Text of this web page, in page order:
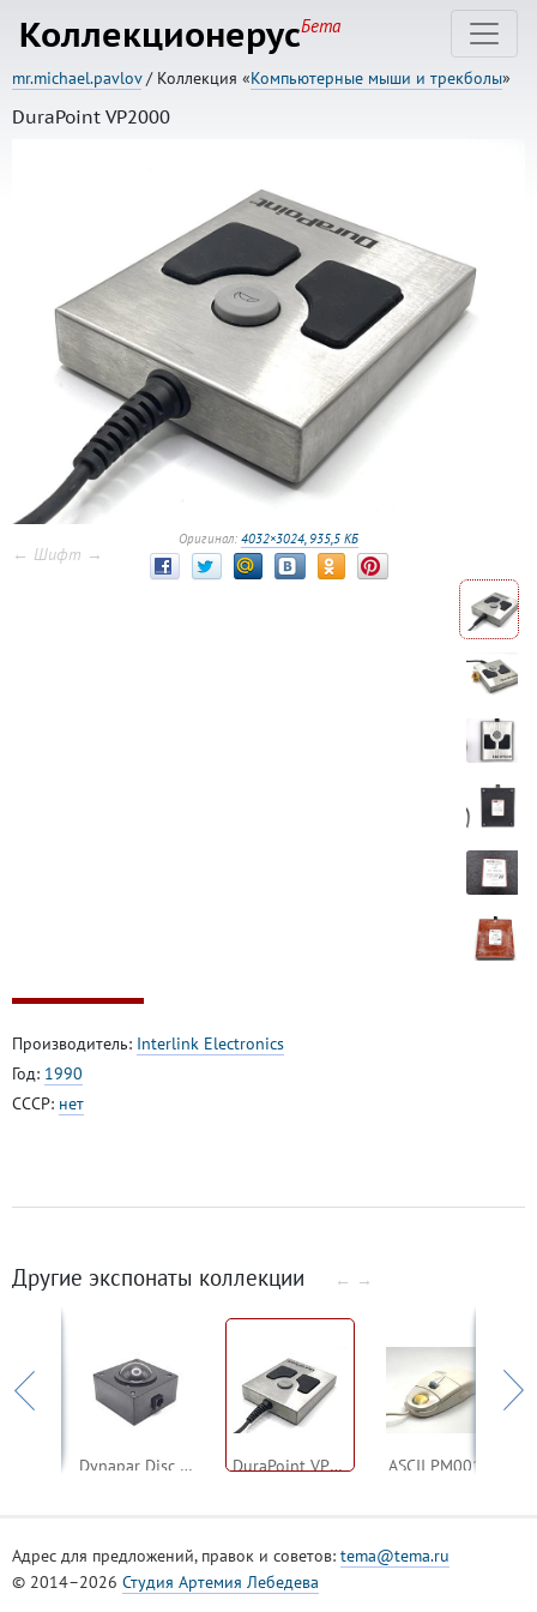
КоллекционерусБета
mr.michael.pavlov/ Коллекция «Компьютерные мыши и трекболы»
DuraPoint VP2000
Оригинал: 4032×3024, 935,5 КБ
← Шифт →
Производитель: Interlink Electronics
Год: 1990
СССР: нет
Другие экспонаты коллекции ← →
Dynapar Disc Instruments LQ200M19250 DuraPoint VP2000 ASCII PM001PS
Адрес для предложений, правок и советов: tema@tema.ru
© 2014–2026 Студия Артемия Лебедева